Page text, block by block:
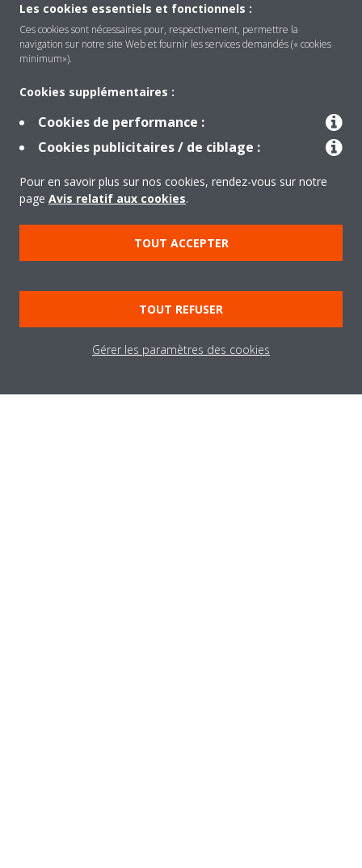
Les cookies essentiels et fonctionnels :
Ces cookies sont nécessaires pour, respectivement, permettre la
navigation sur notre site Web et fournir les services demandés (« cookies
minimum»).
Cookies supplémentaires :
Cookies de performance :
Cookies publicitaires / de ciblage :
Pour en savoir plus sur nos cookies, rendez-vous sur notre
page Avis relatif aux cookies.
TOUT ACCEPTER
TOUT REFUSER
Gérer les paramètres des cookies